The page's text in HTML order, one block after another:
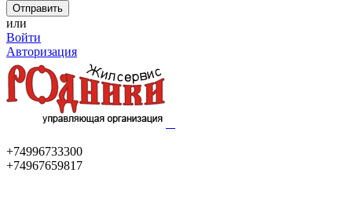
или
Войти
Авторизация
+74996733300
+74967659817